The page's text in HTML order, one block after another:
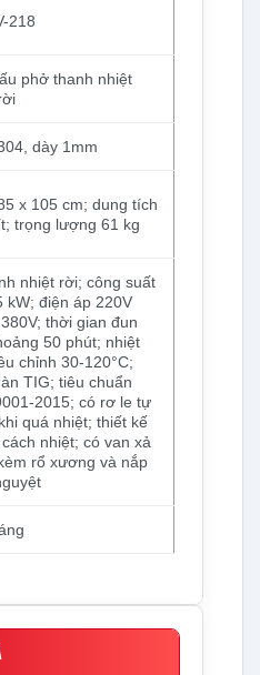
218
phở thanh nhiệt
dày 1mm
x 105 cm; dung tích
trọng lượng 61 kg
nhiệt rời; công suất
kW; điện áp 220V
thời gian đun
50 phút; nhiệt
chỉnh 30-120°C;
TIG; tiêu chuẩn
2015; có rơ le tự
quá nhiệt; thiết kế
nhiệt; có van xả
rổ xương và nắp